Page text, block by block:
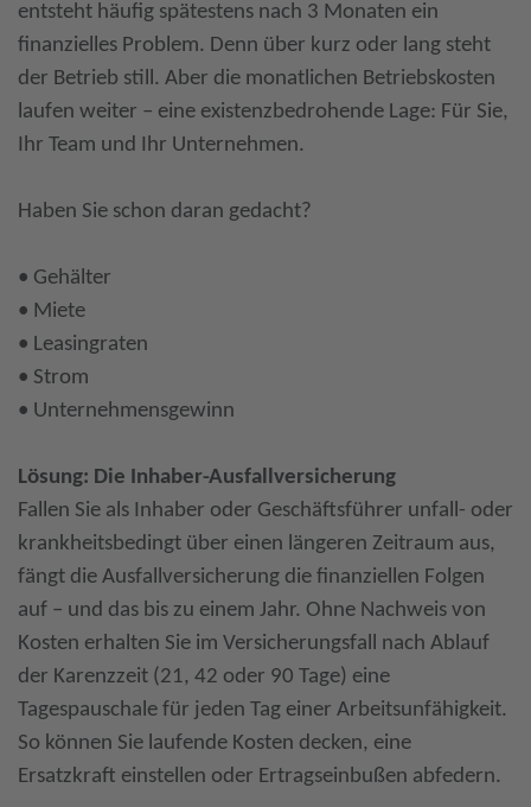
entsteht häufig spätestens nach 3 Monaten ein
finanzielles Problem. Denn über kurz oder lang steht
der Betrieb still. Aber die monatlichen Betriebskosten
laufen weiter – eine existenzbedrohende Lage: Für Sie,
Ihr Team und Ihr Unternehmen.
Haben Sie schon daran gedacht?
• Gehälter
• Miete
• Leasingraten
• Strom
• Unternehmensgewinn
Lösung: Die Inhaber-Ausfallversicherung
Fallen Sie als Inhaber oder Geschäftsführer unfall- oder
krankheitsbedingt über einen längeren Zeitraum aus,
fängt die Ausfallversicherung die finanziellen Folgen
auf – und das bis zu einem Jahr. Ohne Nachweis von
Kosten erhalten Sie im Versicherungsfall nach Ablauf
der Karenzzeit (21, 42 oder 90 Tage) eine
Tagespauschale für jeden Tag einer Arbeitsunfähigkeit.
So können Sie laufende Kosten decken, eine
Ersatzkraft einstellen oder Ertragseinbußen abfedern.